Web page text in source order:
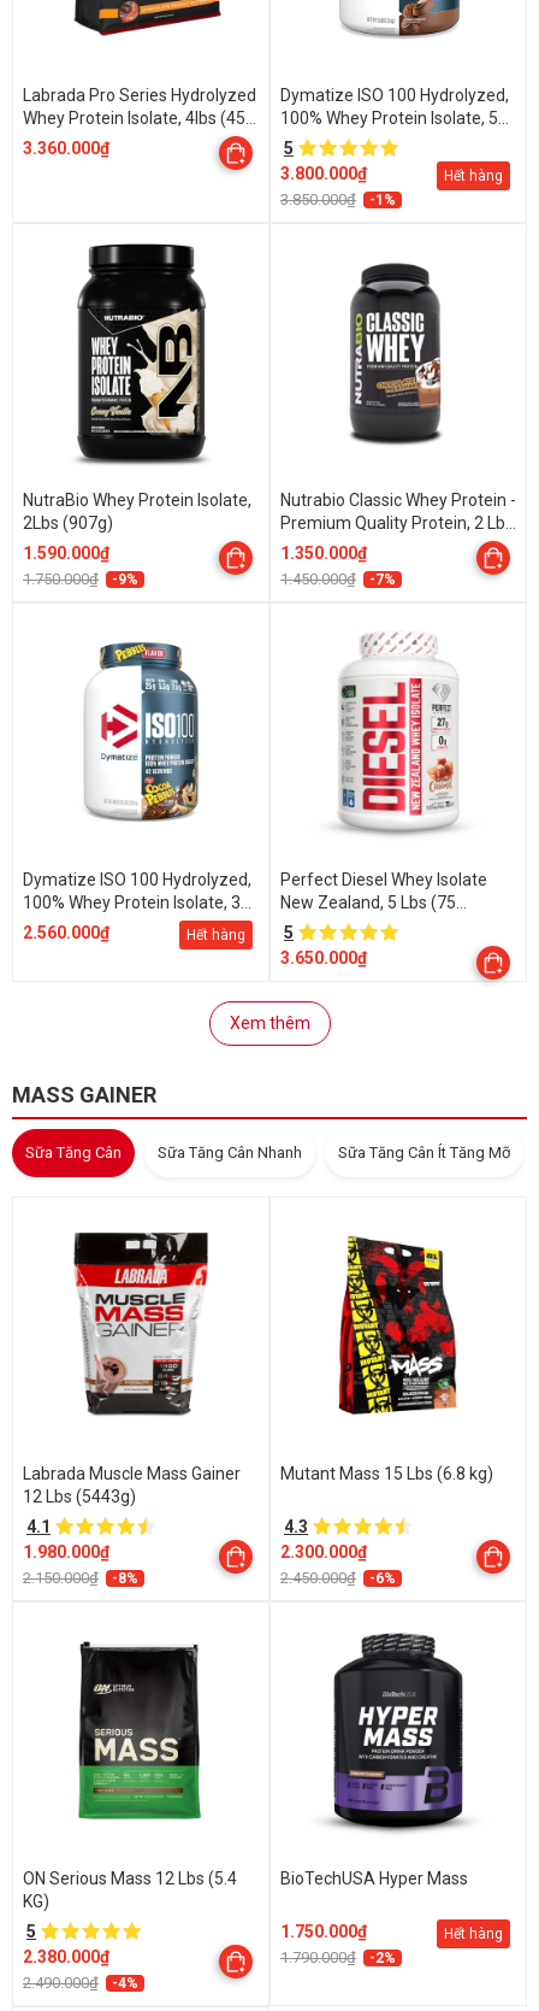
Labrada Pro Series Hydrolyzed
Whey Protein Isolate, 4lbs (45
Servings)
3.360.000₫
Dymatize ISO 100 Hydrolyzed,
100% Whey Protein Isolate, 5
Lbs (2.27 kg)
5
3.800.000₫
3.850.000₫ -1%
Hết hàng
NutraBio Whey Protein Isolate,
2Lbs (907g)
1.590.000₫
1.750.000₫ -9%
Nutrabio Classic Whey Protein -
Premium Quality Protein, 2 Lbs
(908 Gams)
1.350.000₫
1.450.000₫ -7%
Dymatize ISO 100 Hydrolyzed,
100% Whey Protein Isolate, 3
Lbs (1.37 Kg)
2.560.000₫ Hết hàng
Perfect Diesel Whey Isolate
New Zealand, 5 Lbs (75
Servings)
5
3.650.000₫
Xem thêm
MASS GAINER
Sữa Tăng Cân Sữa Tăng Cân Nhanh Sữa Tăng Cân Ít Tăng Mỡ
Labrada Muscle Mass Gainer
12 Lbs (5443g)
4.1
1.980.000₫
2.150.000₫ -8%
Mutant Mass 15 Lbs (6.8 kg)
4.3
2.300.000₫
2.450.000₫ -6%
ON Serious Mass 12 Lbs (5.4
KG)
5
2.380.000₫
2.490.000₫ -4%
BioTechUSA Hyper Mass
1.750.000₫
1.790.000₫ -2%
Hết hàng